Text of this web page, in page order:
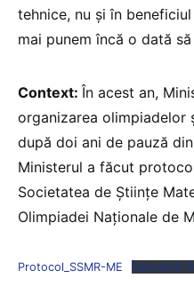
tehnice, nu și în
mai punem încă o dată
Context: În acest an,
organizarea olimpiadelor
după doi ani de pauză
Ministerul a făcut
Societatea de Științe
Olimpiadei Naționale de
Protocol_SSMR-ME Descarcă